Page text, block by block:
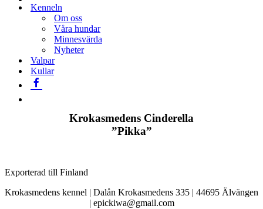
Kenneln
Om oss
Våra hundar
Minnesvärda
Nyheter
Valpar
Kullar
Krokasmedens Cinderella
”Pikka”
Exporterad till Finland
Krokasmedens kennel | Dalån Krokasmedens 335 | 44695 Älvängen
| epickiwa@gmail.com